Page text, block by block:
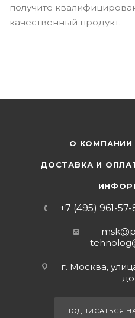
получите
качественный продукт.
О КОМПАНИИ
ДОСТАВКА И
+7 (495) 961-57-
г. Москва,
ПОДПИСАТЬСЯ